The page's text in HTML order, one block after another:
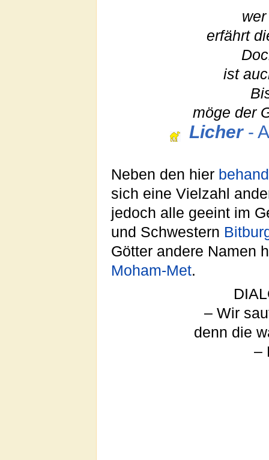
erfährt
ist
möge der
Licher-
Neben den hier
sich eine Vielzahl
jedoch alle geeint im
und Schwestern
Götter andere Namen
Moham-Met.
– Wir
denn die
–